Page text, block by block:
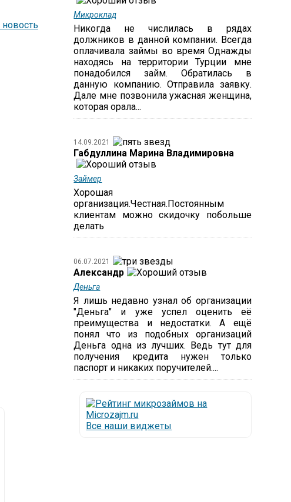
Микроклад
Никогда не числилась в рядах
должников в данной компании. Всегда
оплачивала займы во время Однажды
находясь на территории Турции мне
понадобился займ. Обратилась в
данную компанию. Отправила заявку.
Дале мне позвонила ужасная женщина,
которая орала...
14.09.2021
Габдуллина Марина Владимировна
Займер
Хорошая
организация.Честная.Постоянным
клиентам можно скидочку побольше
делать
06.07.2021
Александр
Деньга
Я лишь недавно узнал об организации
"Деньга" и уже успел оценить её
преимущества и недостатки. А ещё
понял что из подобных организаций
Деньга одна из лучших. Ведь тут для
получения кредита нужен только
паспорт и никаких поручителей....
Все наши виджеты